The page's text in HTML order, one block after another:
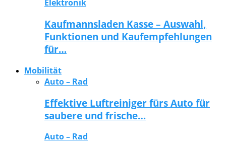
Elektronik
Kaufmannsladen Kasse – Auswahl,
Funktionen und Kaufempfehlungen
für…
Mobilität
Auto – Rad
Effektive Luftreiniger fürs Auto für
saubere und frische…
Auto – Rad